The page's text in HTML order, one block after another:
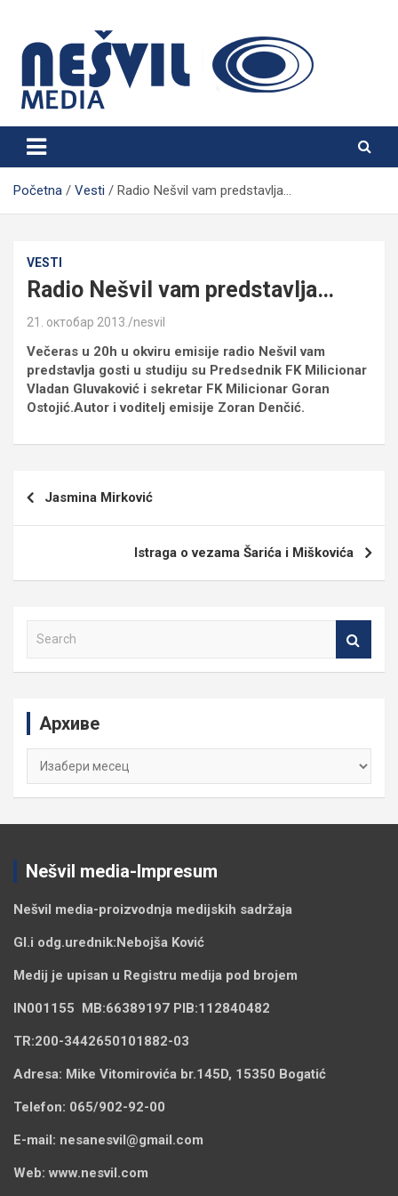
content
Nešvil Media Bogatić
Početna Vesti Radio Nešvil vam predstavlja…
VESTI
Radio Nešvil vam predstavlja…
21. октобар 2013. nesvil
Večeras u 20h u okviru emisije radio Nešvil vam
predstavlja gosti u studiju su Predsednik FK Milicionar
Vladan Gluvaković i sekretar FK Milicionar Goran
Ostojić.Autor i voditelj emisije Zoran Denčić.
Jasmina Mirković
Istraga o vezama Šarića i Miškovića
Архиве
Архиве
Nešvil media-Impresum
Nešvil media-proizvodnja medijskih sadržaja
Gl.i odg.urednik:Nebojša Ković
Medij je upisan u Registru medija pod brojem
IN001155 MB:66389197 PIB:112840482
TR:200-3442650101882-03
Adresa: Mike Vitomirovića br.145D, 15350 Bogatić
Telefon: 065/902-92-00
E-mail: nesanesvil@gmail.com
Web: www.nesvil.com